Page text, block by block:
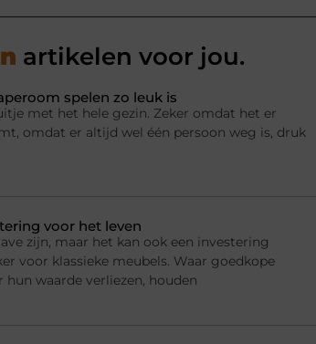
artikelen voor jou.
spelen zo leuk is
met het hele gezin. Zeker omdat het er
omdat er altijd wel één persoon weg is, druk
voor het leven
zijn, maar het kan ook een investering
voor klassieke meubels. Waar goedkope
hun waarde verliezen, houden